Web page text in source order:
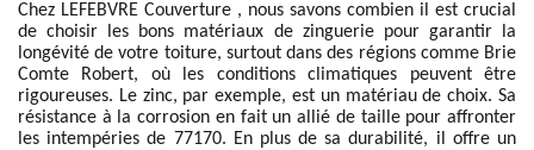
Chez LEFEBVRE Couverture , nous savons combien il est crucial
de choisir les bons matériaux de zinguerie pour garantir la
longévité de votre toiture, surtout dans des régions comme Brie
Comte Robert, où les conditions climatiques peuvent être
rigoureuses. Le zinc, par exemple, est un matériau de choix. Sa
résistance à la corrosion en fait un allié de taille pour affronter
les intempéries de 77170. En plus de sa durabilité, il offre un